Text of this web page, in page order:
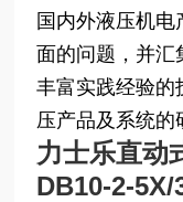
国内外液压机
面的问题，并汇
丰富实践经验的
压产品及系统的
力士乐直动
DB10-2-5X/